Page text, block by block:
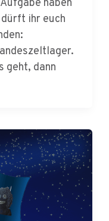
dann